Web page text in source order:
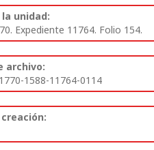
unidad:
Expediente 11764. Folio 154.
archivo:
1588-11764-0114